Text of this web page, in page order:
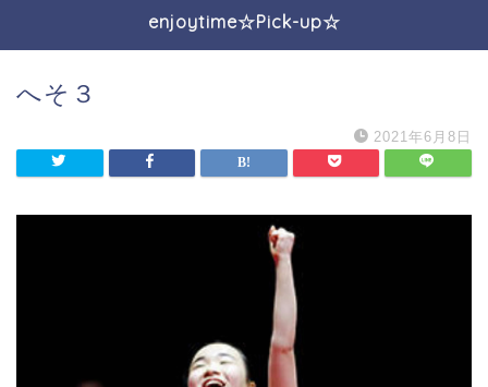
enjoytime☆Pick-up☆
へそ３
2021年6月8日